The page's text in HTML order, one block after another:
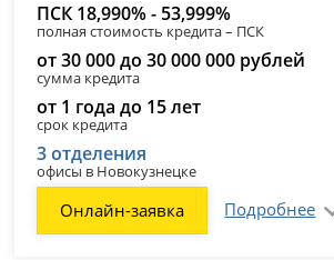
ПСК 18,990% - 53,999%
полная стоимость кредита – ПСК
от 30 000 до 30 000 000 рублей
сумма кредита
от 1 года до 15 лет
срок кредита
3 отделения
офисы в Новокузнецке
Онлайн-заявка Подробнее